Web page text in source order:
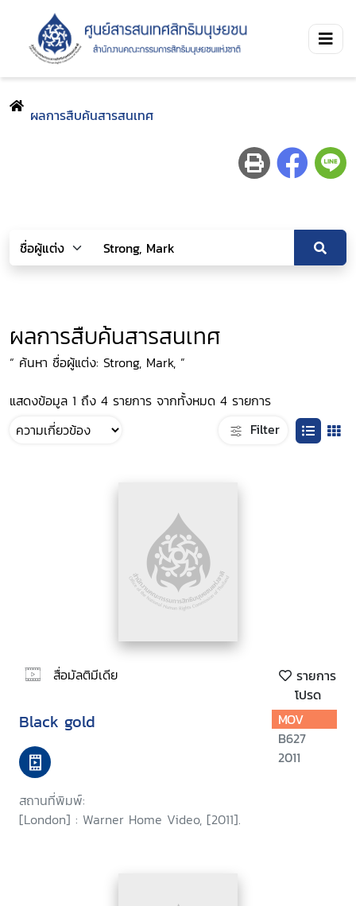
ผลการสืบค้นสารสนเทศ
ผลการสืบค้นสารสนเทศ
“ ค้นหา ชื่อผู้แต่ง: Strong, Mark, ”
แสดงข้อมูล 1 ถึง 4 รายการ จากทั้งหมด 4 รายการ
Filter
สื่อมัลติมีเดีย
รายการ
โปรด
Black gold
สถานที่พิมพ์:
[London] : Warner Home Video, [2011].
MOV
B627
2011